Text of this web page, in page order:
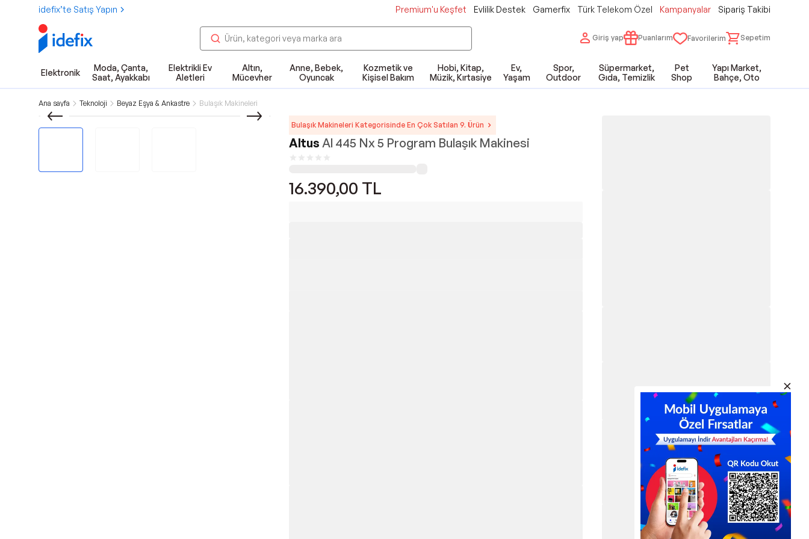
idefix’te Satış Yapın Premium'u Keşfet Evlilik Destek Gamerfix Türk Telekom Özel Kampanyalar Sipariş Takibi
Giriş yap Puanlarım Favorilerim Sepetim
Elektronik
Moda, Çanta,
Saat, Ayakkabı
Elektrikli Ev
Aletleri
Altın,
Mücevher
Anne, Bebek,
Oyuncak
Kozmetik ve
Kişisel Bakım
Hobi, Kitap,
Müzik, Kırtasiye
Ev,
Yaşam
Spor,
Outdoor
Süpermarket,
Gıda, Temizlik
Pet
Shop
Yapı Market,
Bahçe, Oto
Ana sayfa Teknoloji Beyaz Eşya & Ankastre Bulaşık Makineleri
Bulaşık Makineleri Kategorisinde En Çok Satılan 9. Ürün
Altus Al 445 Nx 5 Program Bulaşık Makinesi
16.390,00 TL